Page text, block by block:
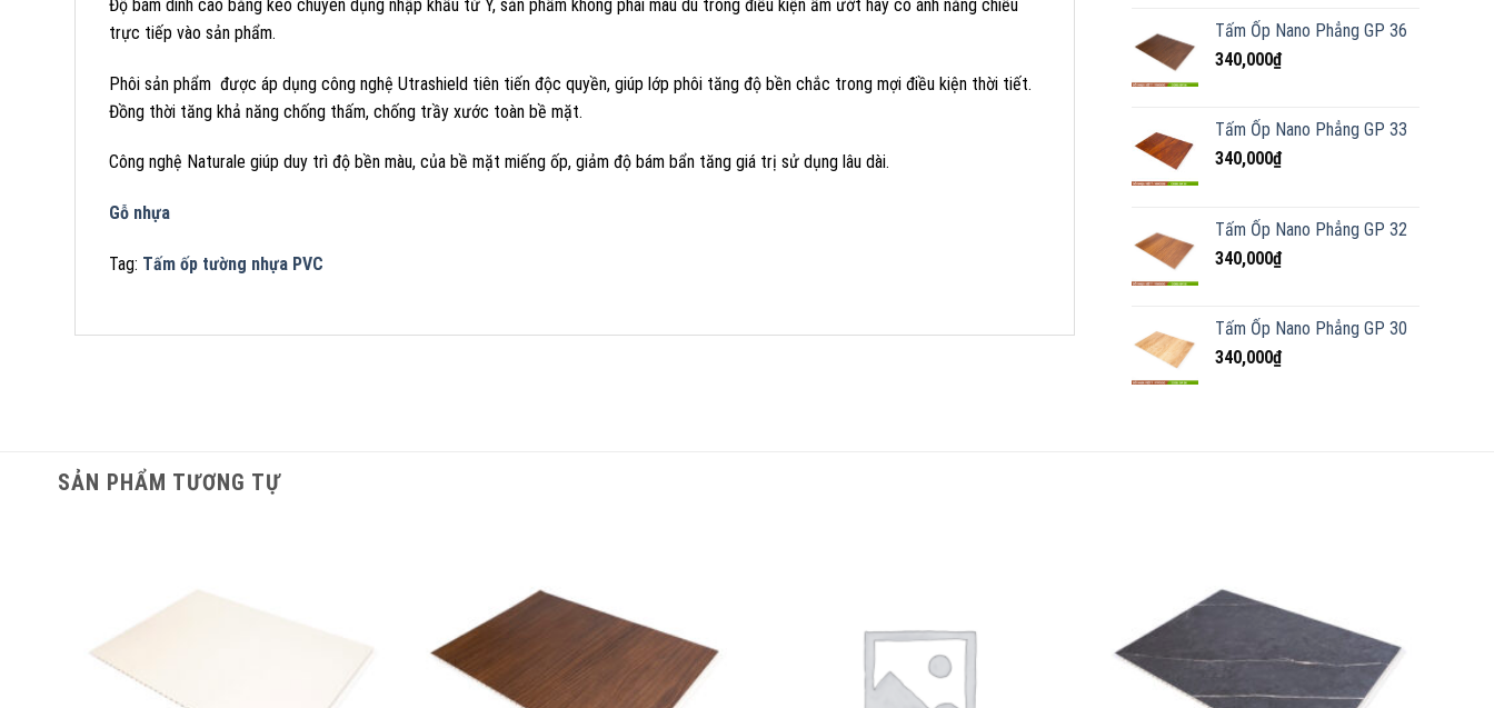
Độ bám dính cao bằng keo chuyên dụng nhập khẩu từ Ý, sản phẩm không phai màu dù trong điều kiện ẩm ướt hay có ánh nắng chiếu
trực tiếp vào sản phẩm.
Phôi sản phẩm được áp dụng công nghệ Utrashield tiên tiến độc quyền, giúp lớp phôi tăng độ bền chắc trong mợi điều kiện thời tiết.
Đồng thời tăng khả năng chống thấm, chống trầy xước toàn bề mặt.
Công nghệ Naturale giúp duy trì độ bền màu, của bề mặt miếng ốp, giảm độ bám bẩn tăng giá trị sử dụng lâu dài.
Gỗ nhựa
Tag: Tấm ốp tường nhựa PVC
Tấm Ốp Nano Phẳng GP 36
340,000₫
Tấm Ốp Nano Phẳng GP 33
340,000₫
Tấm Ốp Nano Phẳng GP 32
340,000₫
Tấm Ốp Nano Phẳng GP 30
340,000₫
SẢN PHẨM TƯƠNG TỰ